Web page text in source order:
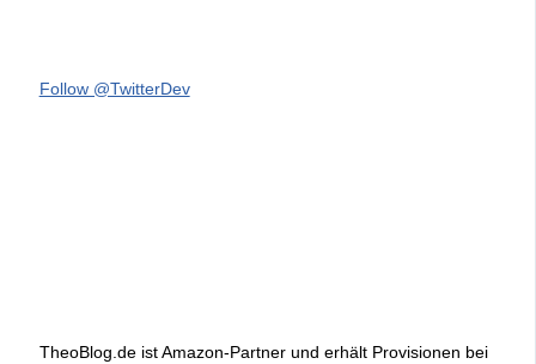
Follow @TwitterDev
TheoBlog.de ist Amazon-Partner und erhält Provisionen bei